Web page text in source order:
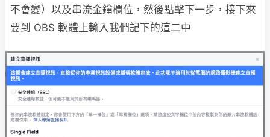
不會變）以及串流金鑰欄位，然後點擊下一步，接下來
要到 OBS 軟體上輸入我們記下的這二中